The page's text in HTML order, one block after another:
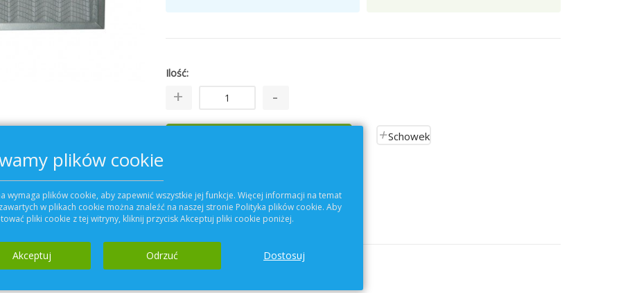
Ilość
Schowek
plików cookie
wymaga plików cookie, aby zapewnić wszystkie jej funkcje. Więcej informacji na temat
w plikach cookie można znaleźć na naszej stronie Polityka plików cookie. Aby
pliki cookie z tej witryny, kliknij przycisk Akceptuj pliki cookie poniżej.
Akceptuj Odrzuć Dostosuj